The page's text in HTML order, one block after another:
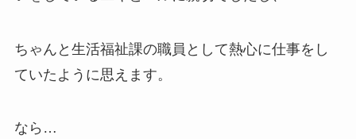
ちゃんと生活福祉課の職員として熱心に仕事をし
ていたように思えます。
なら…